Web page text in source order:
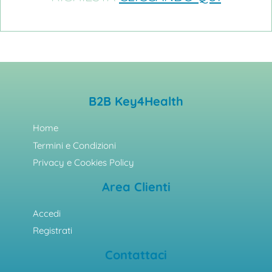
B2B Key4Health
Home
Termini e Condizioni
Privacy e Cookies Policy
Area Clienti
Accedi
Registrati
Contattaci